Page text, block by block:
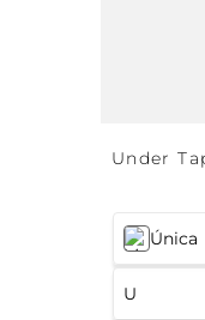
Única
U
Under